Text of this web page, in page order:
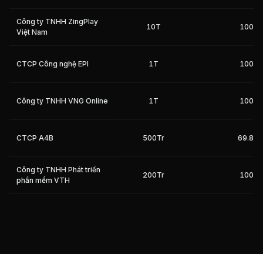
Công ty TNHH ZingPlay
Việt Nam
10T 100%
CTCP Công nghệ EPI 1T 100%
Công ty TNHH VNG Online 1T 100%
CTCP A4B 500Tr 69.8%
Công ty TNHH Phát triển
phần mềm VTH
200Tr 100%